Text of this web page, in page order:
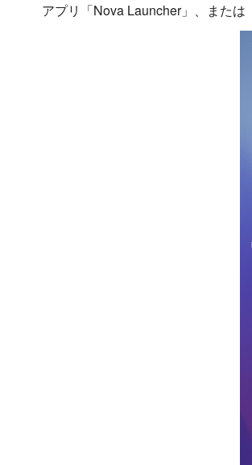
アプリ「Nova Launcher」、また